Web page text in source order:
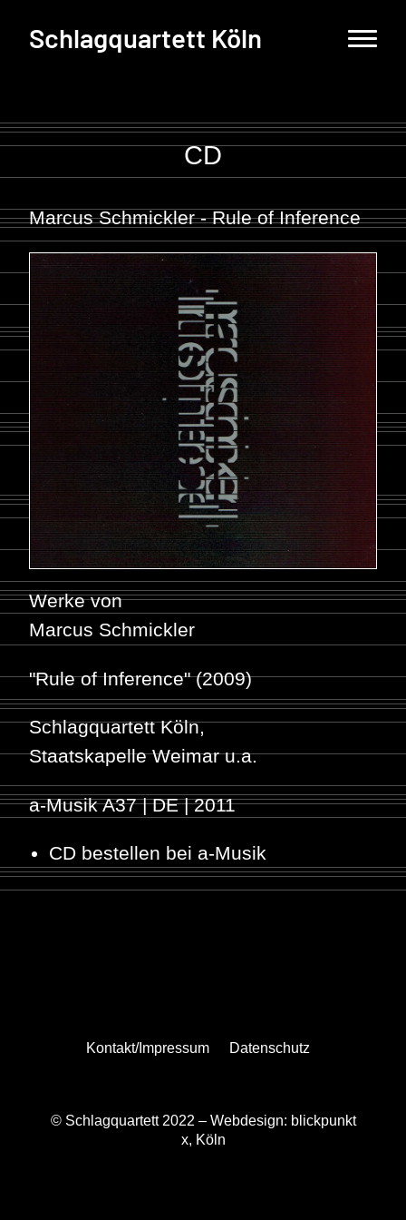
Schlagquartett Köln
CD
Marcus Schmickler - Rule of Inference
Werke von
Marcus Schmickler
"Rule of Inference" (2009)
Schlagquartett Köln,
Staatskapelle Weimaru.a.
a-Musik A37 | DE | 2011
CD bestellen bei a-Musik
Kontakt/Impressum Datenschutz
© Schlagquartett 2022 – Webdesign: blickpunkt
x, Köln